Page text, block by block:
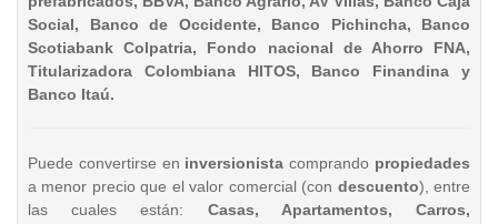
Social, Banco de Occidente, Banco Pichincha, Banco
Scotiabank Colpatria, Fondo nacional de Ahorro FNA,
Titularizadora Colombiana HITOS, Banco Finandina y
Banco Itaú.
Puede convertirse en inversionista comprando propiedades
a menor precio que el valor comercial (con descuento), entre
las cuales están: Casas, Apartamentos, Carros,